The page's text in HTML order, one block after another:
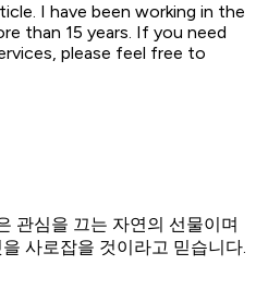
I have been working in the
than 15 years. If you need
please feel free to
관심을 끄는 자연의 선물이며
사로잡을 것이라고 믿습니다.